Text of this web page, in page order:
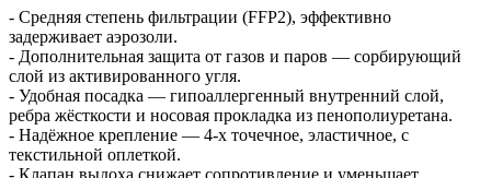
- Средняя степень фильтрации (FFP2), эффективно
задерживает аэрозоли.
- Дополнительная защита от газов и паров — сорбирующий
слой из активированного угля.
- Удобная посадка — гипоаллергенный внутренний слой,
ребра жёсткости и носовая прокладка из пенополиуретана.
- Надёжное крепление — 4-х точечное, эластичное, с
текстильной оплеткой.
- Клапан выдоха снижает сопротивление и уменьшает